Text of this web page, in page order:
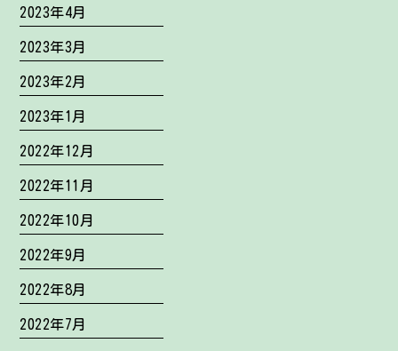
2023年4月
2023年3月
2023年2月
2023年1月
2022年12月
2022年11月
2022年10月
2022年9月
2022年8月
2022年7月